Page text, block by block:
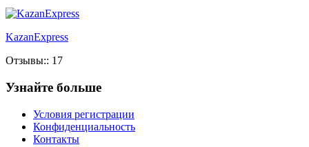
KazanExpress
Отзывы:: 17
Узнайте больше
Условия регистрации
Конфиденциальность
Контакты